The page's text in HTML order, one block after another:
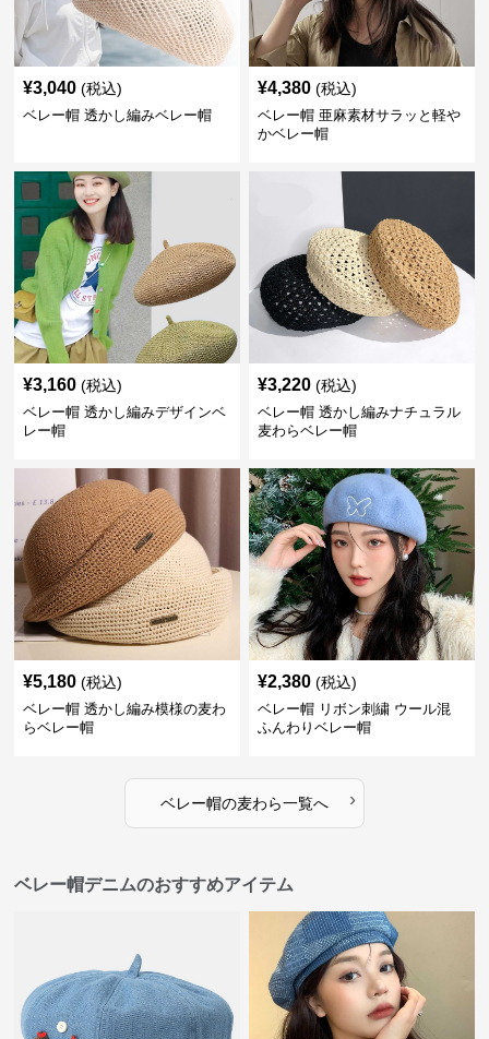
¥3,040 (税込)
ベレー帽 透かし編みベレー帽
¥4,380 (税込)
ベレー帽 亜麻素材サラッと軽や
かベレー帽
¥3,160 (税込)
ベレー帽 透かし編みデザインベ
レー帽
¥3,220 (税込)
ベレー帽 透かし編みナチュラル
麦わらベレー帽
¥5,180 (税込)
ベレー帽 透かし編み模様の麦わ
らベレー帽
¥2,380 (税込)
ベレー帽 リボン刺繍 ウール混
ふんわりベレー帽
ベレー帽の麦わら一覧へ ›
ベレー帽デニムのおすすめアイテム